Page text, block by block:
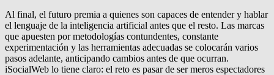
Al final, el futuro premia a quienes son capaces de entender y hablar
el lenguaje de la inteligencia artificial antes que el resto. Las marcas
que apuesten por metodologías contundentes, constante
experimentación y las herramientas adecuadas se colocarán varios
pasos adelante, anticipando cambios antes de que ocurran.
iSocialWeb lo tiene claro: el reto es pasar de ser meros espectadores